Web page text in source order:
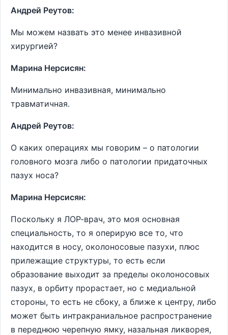
Андрей Реутов:
Мы можем назвать это менее инвазивной
хирургией?
Марина Нерсисян:
Минимально инвазивная, минимально
травматичная.
Андрей Реутов:
О каких операциях мы говорим – о патологии
головного мозга либо о патологии придаточных
пазух носа?
Марина Нерсисян:
Поскольку я ЛОР-врач, это моя основная
специальность, то я оперирую все то, что
находится в носу, околоносовые пазухи, плюс
прилежащие структуры, то есть если
образование выходит за пределы околоносовых
пазух, в орбиту прорастает, но с медиальной
стороны, то есть не сбоку, а ближе к центру, либо
может быть интракраниальное распространение
в переднюю черепную ямку, назальная ликворея,